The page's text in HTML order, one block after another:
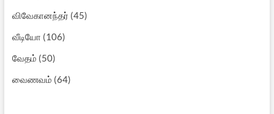
விவேகானந்தர் (45)
வீடியோ (106)
வேதம் (50)
வைணவம் (64)